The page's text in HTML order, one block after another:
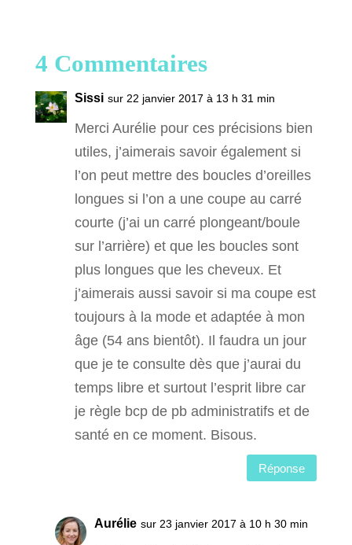
4 Commentaires
Sissi sur 22 janvier 2017 à 13 h 31 min
Merci Aurélie pour ces précisions bien
utiles, j’aimerais savoir également si
l’on peut mettre des boucles d’oreilles
longues si l’on a une coupe au carré
courte (j’ai un carré plongeant/boule
sur l’arrière) et que les boucles sont
plus longues que les cheveux. Et
j’aimerais aussi savoir si ma coupe est
toujours à la mode et adaptée à mon
âge (54 ans bientôt). Il faudra un jour
que je te consulte dès que j’aurai du
temps libre et surtout l’esprit libre car
je règle bcp de pb administratifs et de
santé en ce moment. Bisous.
Réponse
Aurélie sur 23 janvier 2017 à 10 h 30 min